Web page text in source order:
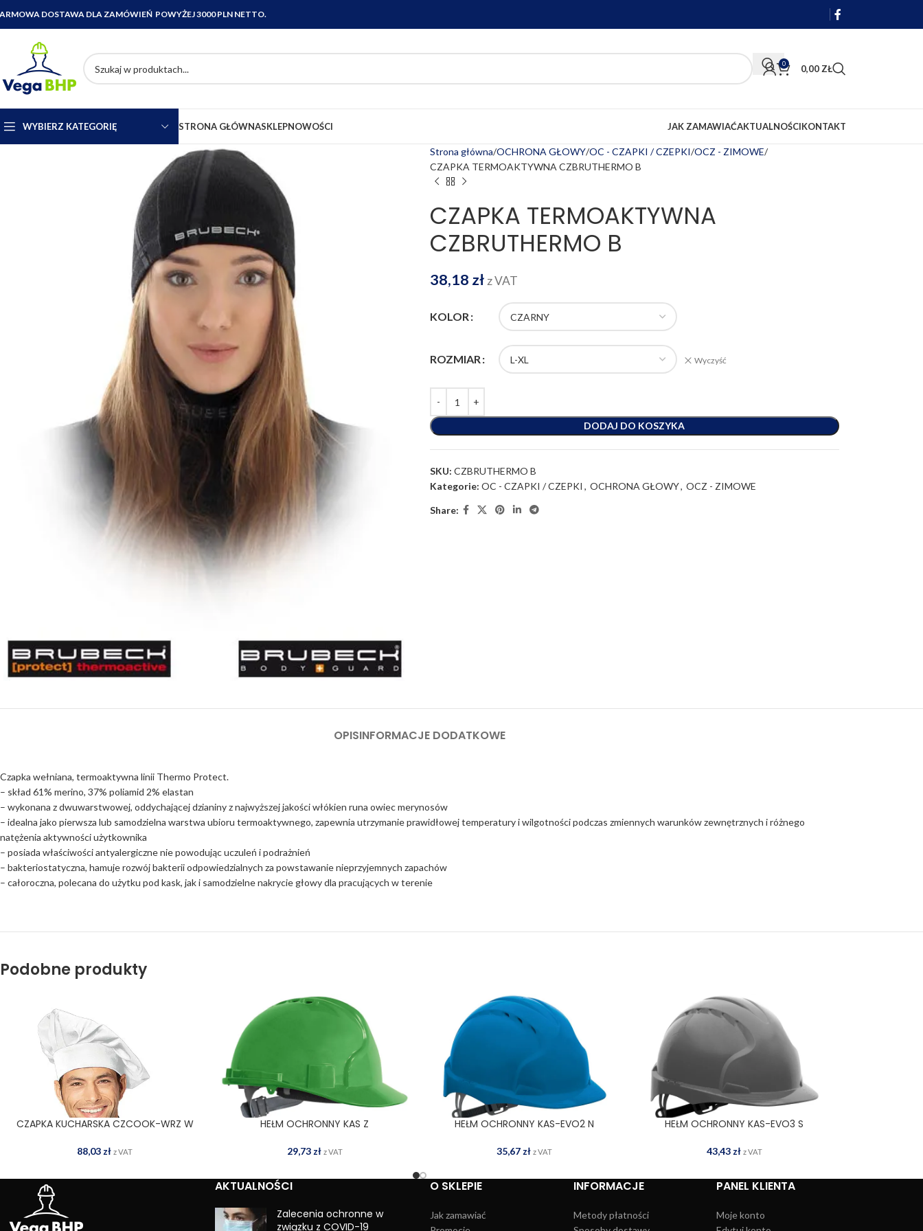
DOSTAWA DLA ZAMÓWIEŃ POWYŻEJ 3000 PLN NETTO.
0 0,00 ZŁ
WYBIERZ KATEGORIĘ STRONA GŁÓWNASKLEPNOWOŚCI JAK ZAMAWIAĆAKTUALNOŚCIKONTAKT
Strona główna OCHRONA GŁOWY OC - CZAPKI / CZEPKI OCZ - ZIMOWE
CZAPKA TERMOAKTYWNA CZBRUTHERMO B
CZAPKA TERMOAKTYWNA
CZBRUTHERMO B
38,18 zł z VAT
KOLOR
ROZMIAR Wyczyść
DODAJ DO KOSZYKA
SKU: CZBRUTHERMO B
Kategorie: OC - CZAPKI / CZEPKI , OCHRONA GŁOWY, OCZ - ZIMOWE
Share:
OPISINFORMACJE DODATKOWE
Czapka wełniana, termoaktywna linii Thermo Protect.
– skład 61% merino, 37% poliamid 2% elastan
– wykonana z dwuwarstwowej, oddychającej dzianiny z najwyższej jakości włókien runa owiec merynosów
– idealna jako pierwsza lub samodzielna warstwa ubioru termoaktywnego, zapewnia utrzymanie prawidłowej temperatury i wilgotności podczas zmiennych warunków zewnętrznych i różnego
natężenia aktywności użytkownika
– posiada właściwości antyalergiczne nie powodując uczuleń i podrażnień
– bakteriostatyczna, hamuje rozwój bakterii odpowiedzialnych za powstawanie nieprzyjemnych zapachów
– całoroczna, polecana do użytku pod kask, jak i samodzielne nakrycie głowy dla pracujących w terenie
Podobne produkty
DODAJ DO KOSZYKA
CZAPKA KUCHARSKA CZCOOK-WRZ W
88,03 zł z VAT
DODAJ DO KOSZYKA
HEŁM OCHRONNY KAS Z
29,73 zł z VAT
DODAJ DO KOSZYKA
HEŁM OCHRONNY KAS-EVO2 N
35,67 zł z VAT
DODAJ DO KOSZYKA
HEŁM OCHRONNY KAS-EVO3 S
43,43 zł z VAT
AKTUALNOŚCI
Zalecenia ochronne w
związku z COVID-19
O SKLEPIE
Jak zamawiać
INFORMACJE
Metody płatności
PANEL KLIENTA
Moje konto